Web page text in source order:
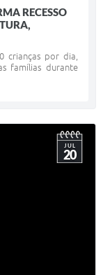
RECESSO
crianças por dia,
famílias durante
JUL
20